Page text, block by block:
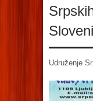
Udruženje